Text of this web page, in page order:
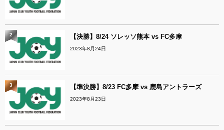
【決勝】8/24 ソレッソ熊本 vs FC多摩
2023年8月24日
2
【準決勝】8/23 FC多摩 vs 鹿島アントラーズ
2023年8月23日
3